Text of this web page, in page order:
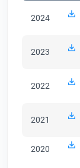
2024
2023
2022
2021
2020